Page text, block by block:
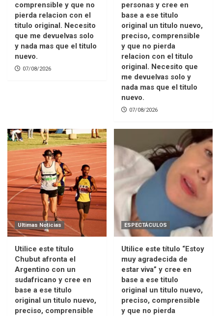
comprensible y que no
pierda relacion con el
titulo original. Necesito
que me devuelvas solo
y nada mas que el titulo
nuevo.
07/08/2026
personas y cree en
base a ese titulo
original un titulo nuevo,
preciso, comprensible
y que no pierda
relacion con el titulo
original. Necesito que
me devuelvas solo y
nada mas que el titulo
nuevo.
07/08/2026
Ultimas Noticias
Utilice este título
Chubut afronta el
Argentino con un
sudafricano y cree en
base a ese titulo
original un titulo nuevo,
preciso, comprensible
ESPECTÁCULOS
Utilice este título “Estoy
muy agradecida de
estar viva” y cree en
base a ese titulo
original un titulo nuevo,
preciso, comprensible
y que no pierda